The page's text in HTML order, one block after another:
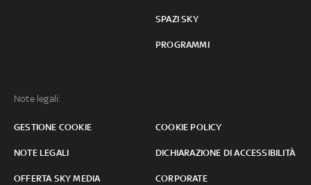
SPAZI SKY
PROGRAMMI
Note legali:
GESTIONE COOKIE COOKIE POLICY
NOTE LEGALI DICHIARAZIONE DI ACCESSIBILITÀ
OFFERTA SKY MEDIA CORPORATE